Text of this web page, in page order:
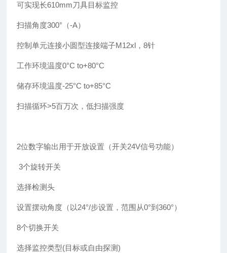
可实现长610mm刀具目标监控
扫描角度300°（-A）
控制单元连接小圆型连接端子M12xl，8针
工作环境温度0°C to+80°C
储存环境温度-25°C to+85°C
扫描循环>5百万次，低扫描强度
2位数字输出用于开放设置（开关24V信号功能）
3个旋转开关
选择检测头
设置摆动角度（以24°/步设置，范围从0°到360°）
8个切换开关
选择监控类型(目标或自由探测)